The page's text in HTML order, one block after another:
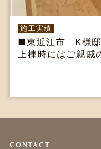
施工実績
■東近江市 K様邸
上棟時にはご親戚
CONTACT